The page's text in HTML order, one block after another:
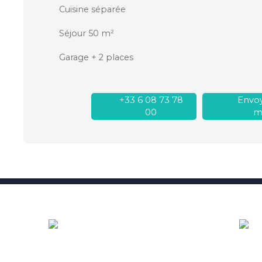
Cuisine séparée
Séjour 50 m²
Garage + 2 places
+33 6 08 73 78
00